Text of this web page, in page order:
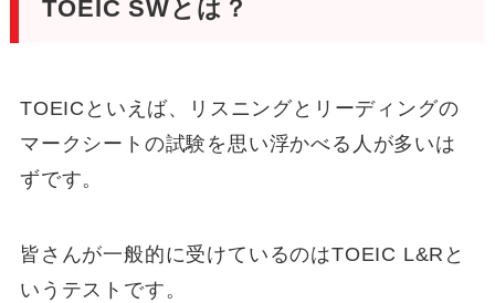
TOEIC SWとは？
TOEICといえば、リスニングとリーディングの
マークシートの試験を思い浮かべる人が多いは
ずです。
皆さんが一般的に受けているのはTOEIC L&Rと
いうテストです。